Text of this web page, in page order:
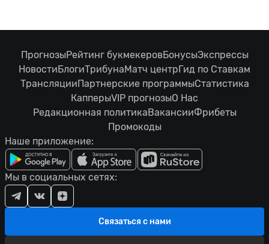
Прогнозы Рейтинг букмекеров БонусыЭкспрессы
Новости БлогиТрибуна Матч центр Гид по Ставкам
Трансляции Партнерские программыСтатистика
КапперыVIP прогнозыО Нас
Редакционная политика ВакансииФрибеты
Промокоды
Наше приложение:
Связаться с нами
Мы в социальных сетях: